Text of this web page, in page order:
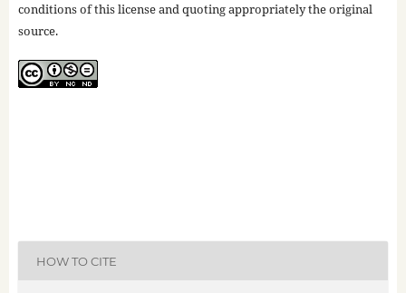
conditions of this license and quoting appropriately the original
source.
HOW TO CITE